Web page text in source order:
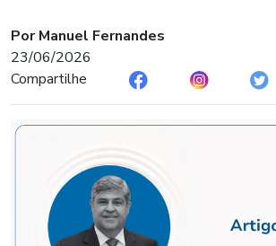
Por Manuel Fernandes
23/06/2026
Compartilhe